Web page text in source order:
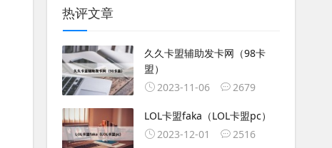
热评文章
久久卡盟辅助发卡网（98卡
盟）
2023-11-06
2679
LOL卡盟faka（LOL卡盟pc）
2023-12-01
2516